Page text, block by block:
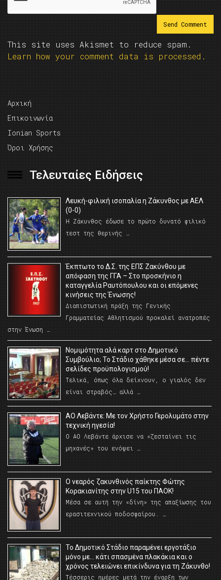
This site uses Akismet to reduce spam.
Learn how your comment data is processed.
Αρχική
Επικοινωνία
Ionian Sports
Όροι Χρήσης
Τελευταίες Ειδήσεις
Λευκή-φιλική ισοπαλία η Ζάκυνθος με ΑΕΛ
(0-0)
Η Ζάκυνθος έδωσε το πρώτο δυνατό φιλικό
τεστ της θερινής …
Έκπτωτο το Δ.Σ. της ΕΠΣ Ζακύνθου με
απόφαση της ΓΓΑ – Στο προσκήνιο η
καταγγελία Ραυτόπουλου και οι επόμενες
κινήσεις της Ένωσης!
Διαπιστωτική πράξη της Γενικής
Γραμματείας Αθλητισμού προκαλεί ανατροπές
στην Ένωση …
Νομιμότητα αλά καρτ στο Δημοτικό
Συμβούλιο; Το Στάδιο χάθηκε μέσα σε… πέντε
σελίδες προϋπολογισμού!
Τελικά, όπως όλα δείχνουν, ο γιαλός δεν
είναι στραβός… αλλά …
ΑΟ Λεβάντε: Με τον Χρήστο Γερολυμάτο στην
τεχνική ηγεσία!
Ο ΑΟ Λεβάντε άρχισε να «ζεσταίνει τις
μηχανές» του ενόψει …
O νεαρός ζακυνθινός παίκτης Φώτης
Κορακιανίτης στην U15 του ΠΑΟΚ!
Μέσα σε αυτή την «δίνη» της απαξίωσης του
ερασιτεχνικού ποδοσφαίρου. …
Το Δημοτικό Στάδιο παραμένει εργοτάξιο
μόνο με… κάτι σπασμένα πλακάκια και ο
χρόνος τελειώνει επικίνδυνα για τη Ζάκυνθο!
Τέσσερις ημέρες μετά την έναρξη των